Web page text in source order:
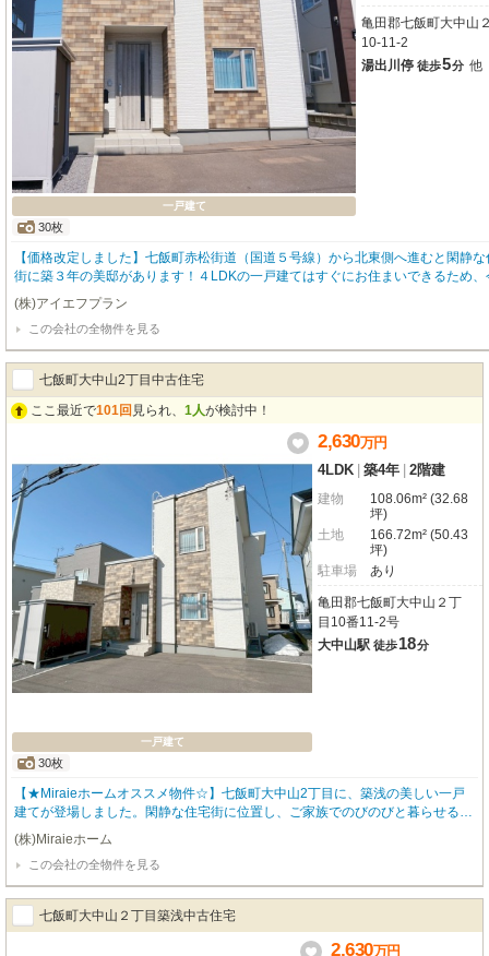
一戸建て
30枚
亀田郡七飯町大中山
10-11-2
湯出川停 徒歩5分 他
【価格改定しました】七飯町赤松街道（国道５号線）から北東側へ進むと閑静な
街に築３年の美邸があります！４LDKの一戸建てはすぐにお住まいできるため、
の夏は新居での生活も可能ですよ！給湯は省エネ型給湯器のエコフィールが付い
ます。従来の灯油ボイラーより効率よくお湯を沸かします◎３台のエアコンも完
め、快適な生活を送れます♪伝えきれない物件の良さは現地でお確かめください
合に合わせてご案内いたします(^^♪
(株)アイエフプラン
この会社の全物件を見る
七飯町大中山2丁目中古住宅
ここ最近で101回 見られ、 1人が検討中！
一戸建て
30枚
2,630万円
4LDK 築4年 2階建
建物
108.06m² (32.68
坪)
土地
166.72m² (50.43
坪)
駐車場
あり
亀田郡七飯町大中山２丁
目10番11-2号
大中山駅 徒歩18分
【★Miraieホームオススメ物件☆】七飯町大中山2丁目に、築浅の美しい一戸
建てが登場しました。閑静な住宅街に位置し、ご家族でのびのびと暮らせる住
環境が魅力です。広々18.25帖のLDKは、ご家族団らんの時間を豊かに彩りま
す。全居室収納に加え、ウォークインクローゼットやシューズインクローゼッ
トも完備しており、お部屋をすっきりと保てます。2ヶ所のトイレや窓付きの1
坪以上の浴室など、快適な設備が充実しています。周辺にはコンビニが徒歩2
～3分圏内にあり、急なお買い物にも便利。大中山保育所まで徒歩7分、大中山
中学校まで徒歩10分と、子育て世代にも嬉しい立地です。JR函館本線大中山
駅までは徒歩18分。駐車場もございますので、お車での移動もスムーズです。
(株)Miraieホーム
この会社の全物件を見る
七飯町大中山２丁目築浅中古住宅
2,630万円